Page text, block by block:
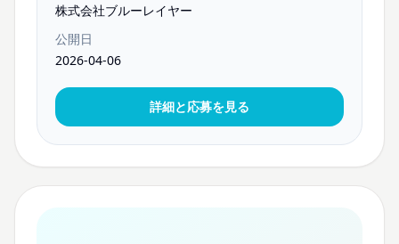
株式会社ブルーレイヤー
公開日
2026-04-06
詳細と応募を見る